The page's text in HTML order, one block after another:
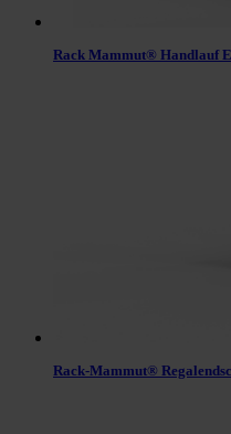
Rack Mammut® Handlauf
Rack-Mammut®